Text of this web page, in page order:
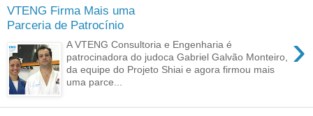
VTENG Firma Mais uma
Parceria de Patrocínio
›
A VTENG Consultoria e Engenharia é
patrocinadora do judoca Gabriel Galvão Monteiro,
da equipe do Projeto Shiai e agora firmou mais
uma parce...